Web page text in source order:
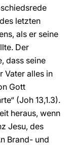
letzten
als er seine
Der
dass seine
Vater alles in
Gott
(Joh 13,1.3).
heraus, wenn
Jesu, des
Brand- und